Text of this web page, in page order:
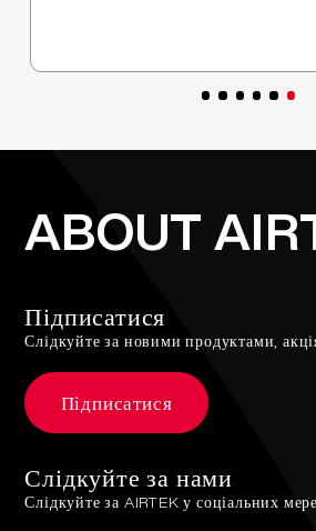
ABOUT
Підписатися
Слідкуйте за новими продуктами,
Підписатися
Слідкуйте за нами
Слідкуйте за AIRTEK у соціальних